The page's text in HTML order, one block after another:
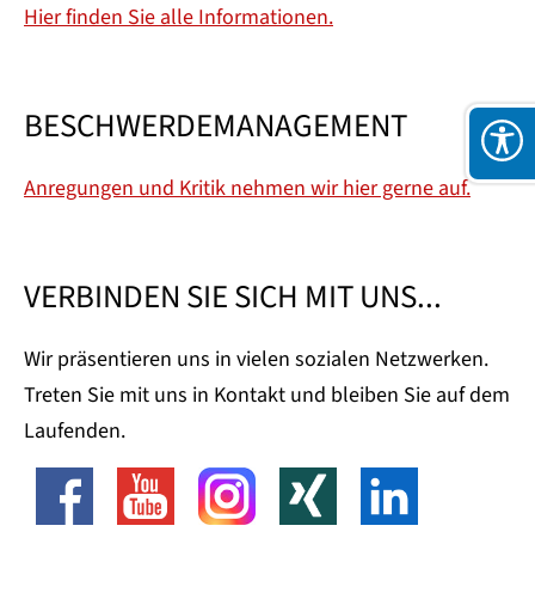
Hier finden Sie alle Informationen.
BESCHWERDEMANAGEMENT
Anregungen und Kritik nehmen wir hier gerne auf.
VERBINDEN SIE SICH MIT UNS...
Wir präsentieren uns in vielen sozialen Netzwerken.
Treten Sie mit uns in Kontakt und bleiben Sie auf dem
Laufenden.